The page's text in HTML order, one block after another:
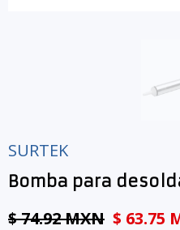
SURTEK
Bomba para
$ 74.92 MXN $ 63.75